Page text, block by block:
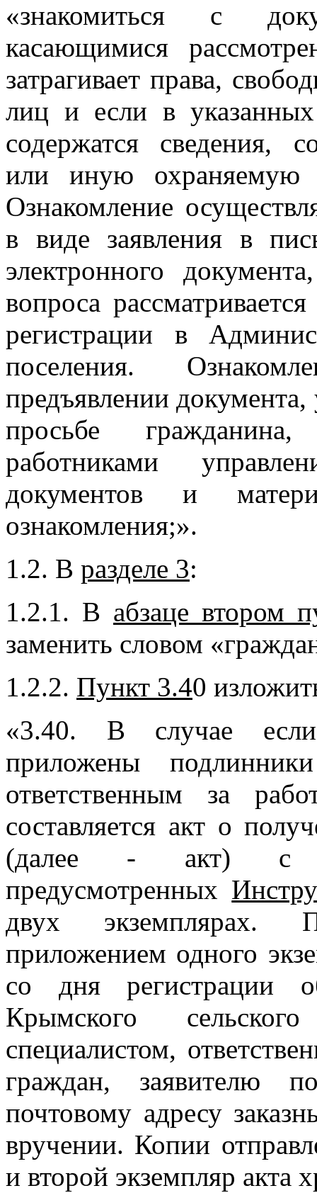
«знакомиться с
касающимися
затрагивает права,
лиц и если в
содержатся сведения,
или иную охраняемую
Ознакомление
в виде заявления в
электронного
вопроса
регистрации в
поселения.
предъявлении
просьбе
работниками
документов и
ознакомления;».
1.2. В разделе 3:
1.2.1. В абзаце втором
заменить словом
1.2.2. Пункт 3.40
«3.40. В случае
приложены
ответственным за
составляется акт о
(далее - акт) с
предусмотренных
двух экземплярах.
приложением одного
со дня регистрации
Крымского
специалистом,
граждан, заявителю
почтовому адресу
вручении. Копии
и второй экземпляр акта